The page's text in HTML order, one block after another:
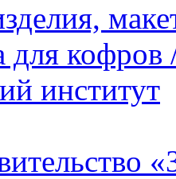
кофров
институт